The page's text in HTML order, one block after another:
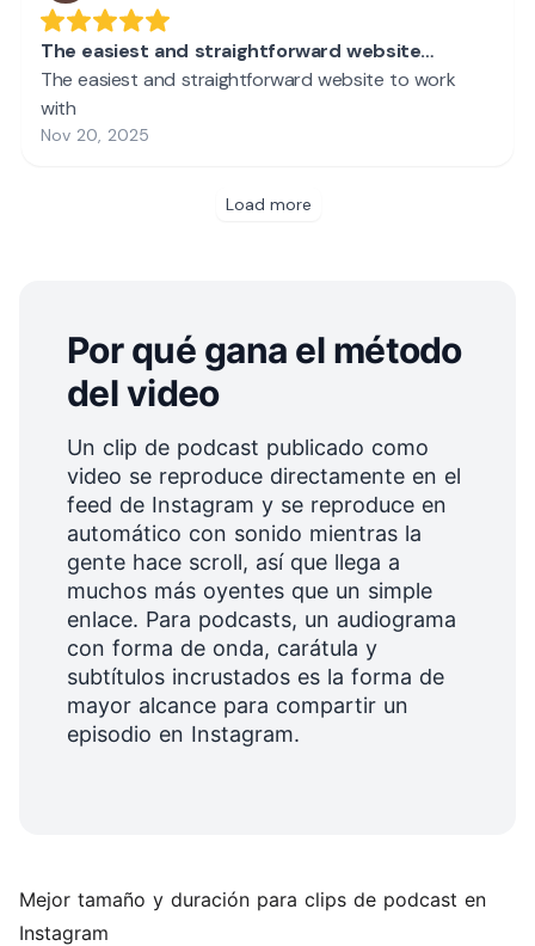
Por qué gana el método
del video
Un clip de podcast publicado como
video se reproduce directamente en el
feed de Instagram y se reproduce en
automático con sonido mientras la
gente hace scroll, así que llega a
muchos más oyentes que un simple
enlace. Para podcasts, un audiograma
con forma de onda, carátula y
subtítulos incrustados es la forma de
mayor alcance para compartir un
episodio en Instagram.
Mejor tamaño y duración para clips de podcast en
Instagram